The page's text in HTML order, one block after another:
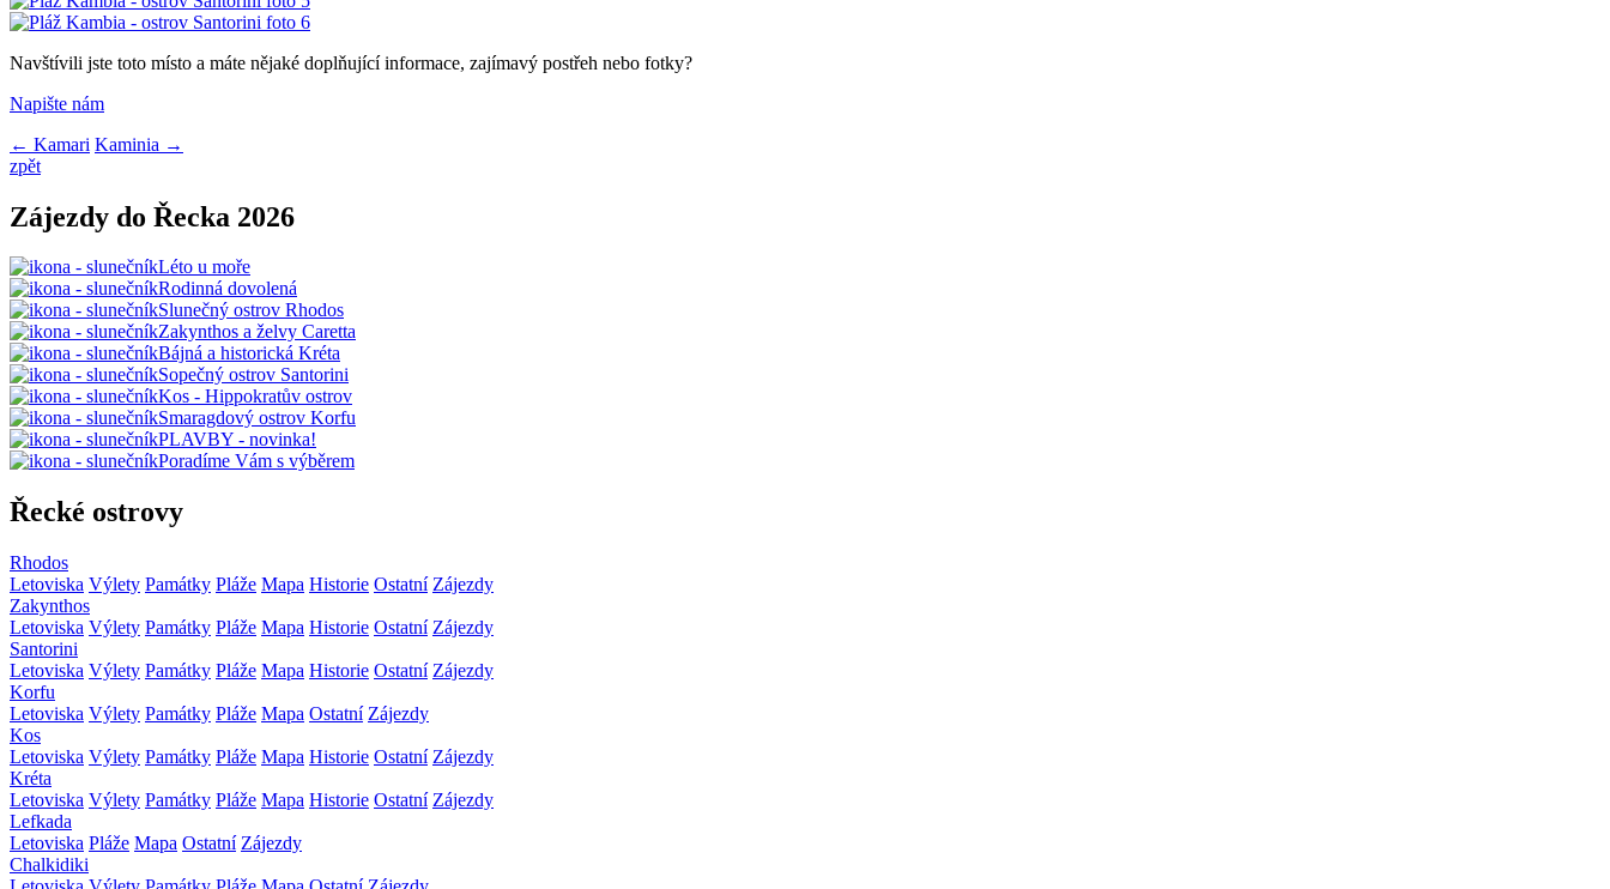
Navštívili jste toto místo a máte nějaké doplňující informace, zajímavý postřeh nebo fotky?
Napište nám
← Kamari Kaminia →
zpět
Zájezdy do Řecka 2026
Léto u moře
Rodinná dovolená
Slunečný ostrov Rhodos
Zakynthos a želvy Caretta
Bájná a historická Kréta
Sopečný ostrov Santorini
Kos - Hippokratův ostrov
Smaragdový ostrov Korfu
PLAVBY - novinka!
Poradíme Vám s výběrem
Řecké ostrovy
Rhodos
Letoviska Výlety Památky Pláže Mapa Historie Ostatní Zájezdy
Zakynthos
Letoviska Výlety Památky Pláže Mapa Historie Ostatní Zájezdy
Santorini
Letoviska Výlety Památky Pláže Mapa Historie Ostatní Zájezdy
Korfu
Letoviska Výlety Památky Pláže Mapa Ostatní Zájezdy
Kos
Letoviska Výlety Památky Pláže Mapa Historie Ostatní Zájezdy
Kréta
Letoviska Výlety Památky Pláže Mapa Historie Ostatní Zájezdy
Lefkada
Letoviska Pláže Mapa Ostatní Zájezdy
Chalkidiki